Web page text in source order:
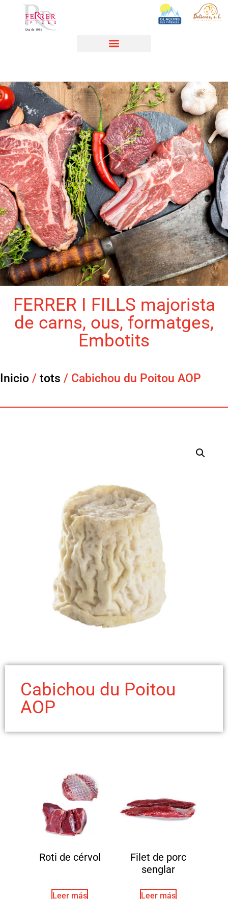
FERRER I FILLS majorista
de carns, ous, formatges,
Embotits
Inicio / tots / Cabichou du Poitou AOP
Cabichou du Poitou
AOP
Roti de cérvol
Leer más
Filet de porc
senglar
Leer más